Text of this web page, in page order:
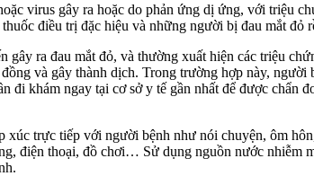
virus gây ra hoặc do phản ứng dị ứng, với triệu
điều trị đặc hiệu và những người bị đau mắt đỏ
ra đau mắt đỏ, và thường xuất hiện các triệu
và gây thành dịch. Trong trường hợp này,
đi khám ngay tại cơ sở y tế gần nhất để được
xúc trực tiếp với người bệnh như nói chuyện, ôm
điện thoại, đồ chơi… Sử dụng nguồn nước